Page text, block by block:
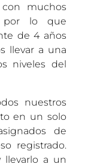
muchos
por lo que
de 4 años
llevar a una
niveles del
nuestros
en un solo
de
registrado.
llevarlo a un